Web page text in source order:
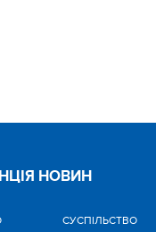
НОВИН
CУСПІЛЬСТВО